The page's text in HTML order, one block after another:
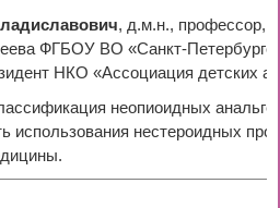
, д.м.н., профессор,
ФГБОУ ВО «Санкт-
НКО «Ассоциация детских
неопиоидных
использования нестероидных